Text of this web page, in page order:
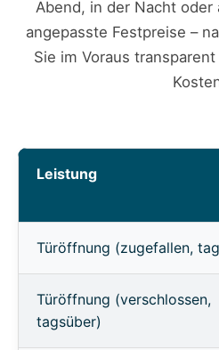
Abend, in der Nacht oder
angepasste Festpreise –
Sie im Voraus
Leistung
Türöffnung (zugefallen,
Türöffnung (verschlossen,
tagsüber)